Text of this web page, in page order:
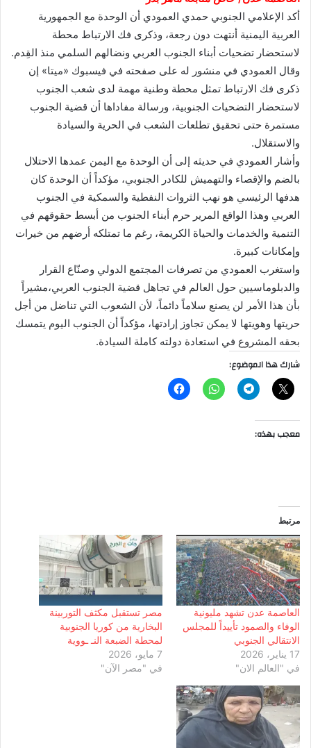
أكد الإعلامي الجنوبي حمدي العمودي أن الوحدة مع الجمهورية
العربية اليمنية أنتهت دون رجعة، وذكرى فك الارتباط محطة
لاستحضار تضحيات أبناء الجنوب العربي ونضالهم السلمي منذ القِدم.
وقال العمودي في منشور له على صفحته في فيسبوك «ميتا» إن
ذكرى فك الارتباط تمثل محطة وطنية مهمة لدى شعب الجنوب
لاستحضار التضحيات الجنوبية، ورسالة مفاداها أن قضية الجنوب
مستمرة حتى تحقيق تطلعات الشعب في الحرية والسيادة
والاستقلال.
وأشار العمودي في حديثه إلى أن الوحدة مع اليمن عمدها الاحتلال
بالضم والإقصاء والتهميش للكادر الجنوبي، مؤكداً أن الوحدة كان
هدفها الرئيسي هو نهب الثروات النفطية والسمكية في الجنوب
العربي وهذا الواقع المرير حرم أبناء الجنوب من أبسط حقوقهم في
التنمية والخدمات والحياة الكريمة، رغم ما تمتلكه أرضهم من خيرات
وإمكانات كبيرة.
واستغرب العمودي من تصرفات المجتمع الدولي وصنّاع القرار
والدبلوماسيين حول العالم في تجاهل قضية الجنوب العربي،مشيراً
بأن هذا الأمر لن يصنع سلاماً دائماً، لأن الشعوب التي تناضل من أجل
حريتها وهويتها لا يمكن تجاوز إرادتها، مؤكداً أن الجنوب اليوم يتمسك
بحقه المشروع في استعادة دولته كاملة السيادة.
شارك هذا الموضوع:
معجب بهذه:
مرتبط
العاصمة عدن تشهد مليونية
الوفاء والصمود تأييداً للمجلس
الانتقالي الجنوبي
17 يناير، 2026
في "العالم الان"
مصر تستقبل مكثف التوربينة
البخارية من كوريا الجنوبية
لمحطة الضبعة النـ ـووية
7 مايو، 2026
في "مصر الآن"